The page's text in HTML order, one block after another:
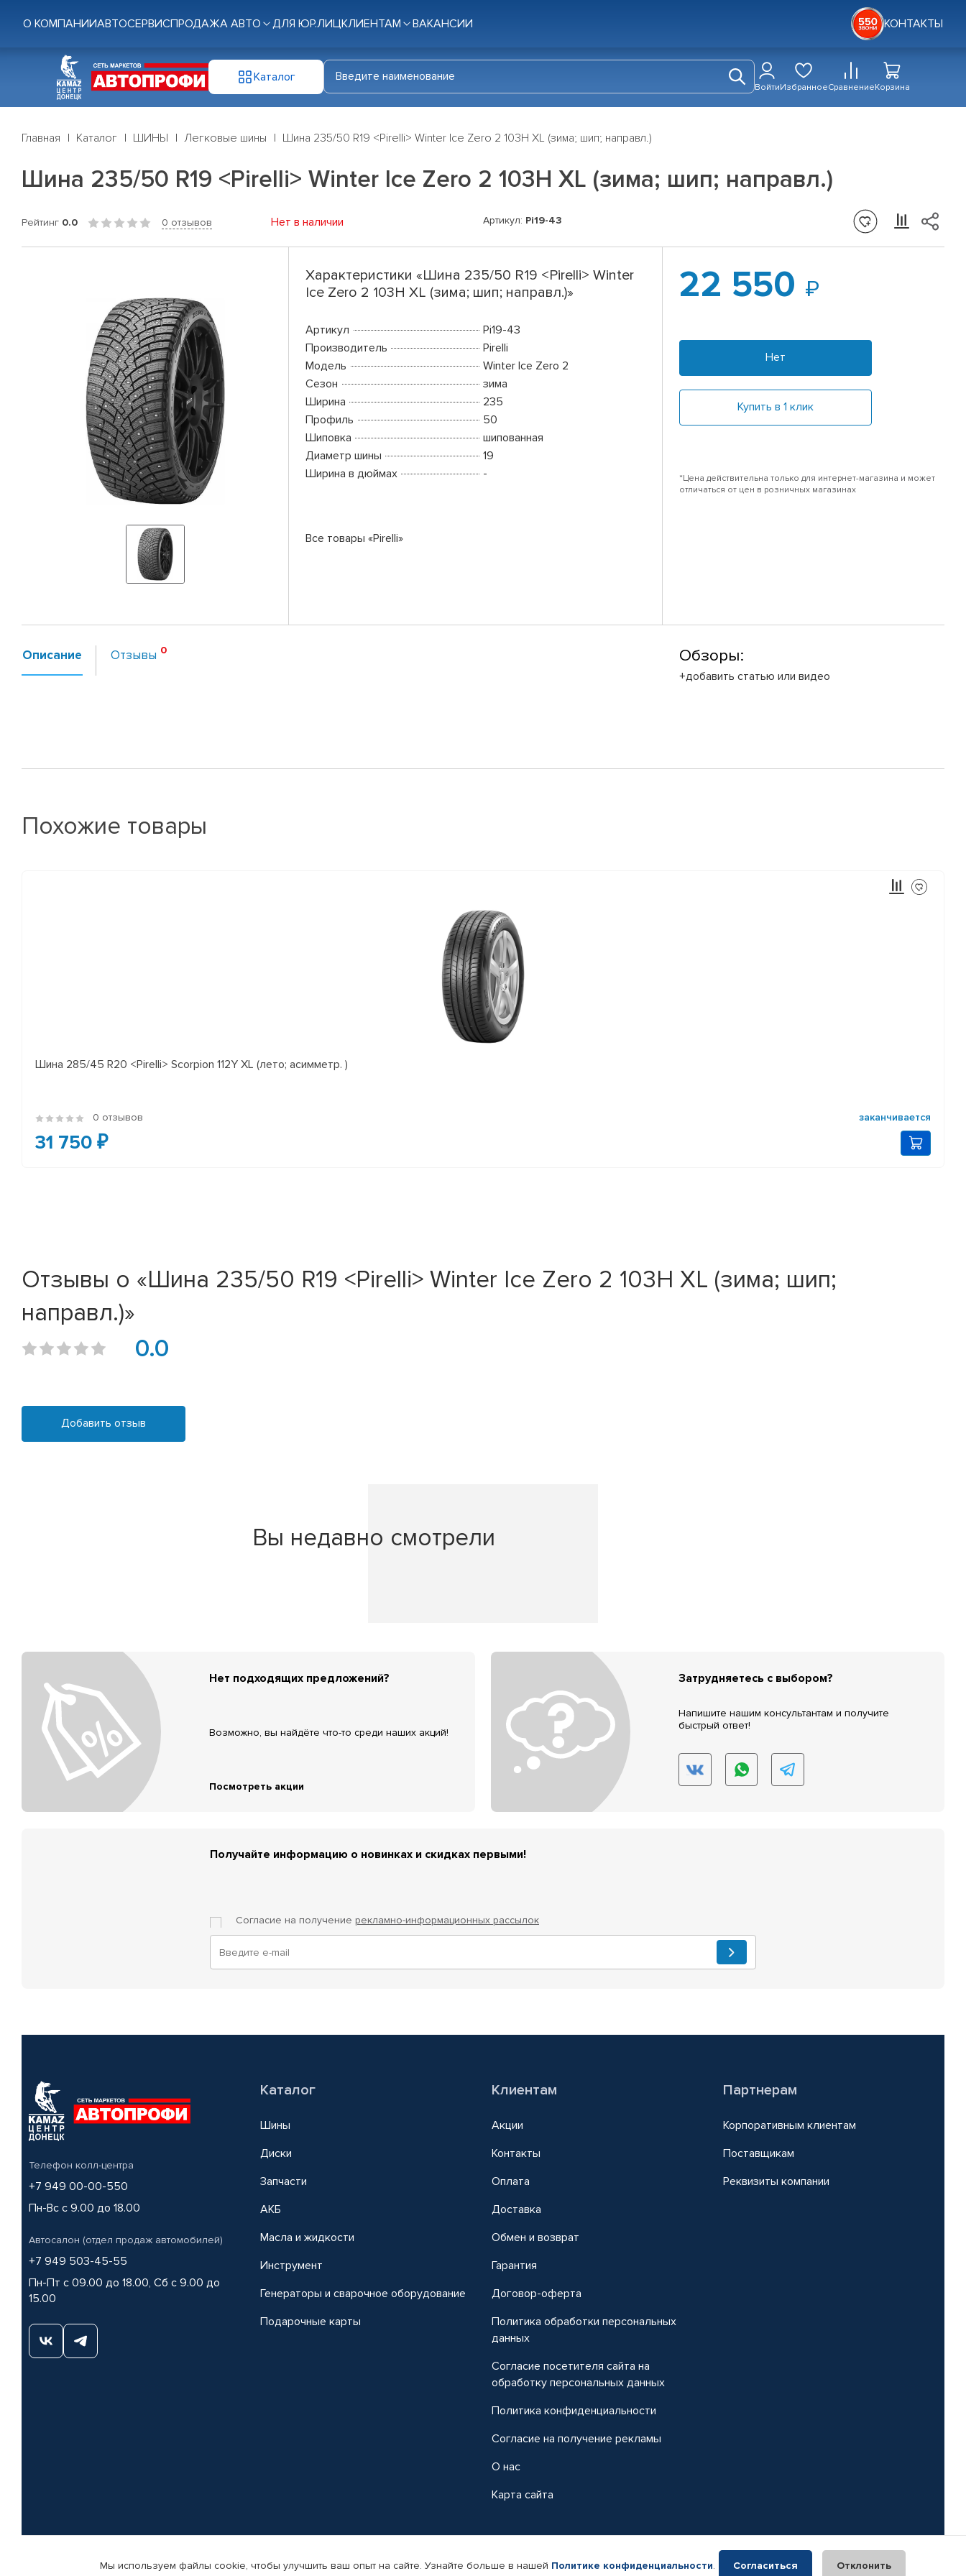
О КОМПАНИИАВТОСЕРВИСПРОДАЖА АВТО ДЛЯ ЮР.ЛИЦКЛИЕНТАМ ВАКАНСИИ КОНТАКТЫ
Каталог
ВойтиИзбранноеСравнениеКорзина
Главная Каталог ШИНЫ Легковые шины Шина 235/50 R19 <Pirelli> Winter Ice Zero 2 103H XL (зима; шип; направл.)
Шина 235/50 R19 <Pirelli> Winter Ice Zero 2 103H XL (зима; шип; направл.)
Рейтинг 0.0 0 отзывов Нет в наличии Артикул: Pi19-43
Характеристики «Шина 235/50 R19 <Pirelli> Winter
Ice Zero 2 103H XL (зима; шип; направл.)»
Артикул
Pi19-43
Производитель
Pirelli
Модель
Winter Ice Zero 2
Сезон
зима
Ширина
235
Профиль
50
Шиповка
шипованная
Диаметр шины
19
Ширина в дюймах
-
Все товары «Pirelli»
22 550
Нет
Купить в 1 клик
*Цена действительна только для интернет-магазина и может
отличаться от цен в розничных магазинах
Описание Отзывы Обзоры:
+добавить статью или видео
Похожие товары
Шина 285/45 R20 <Pirelli> Scorpion 112Y XL (лето; асимметр. )
0 отзывов заканчивается
31 750 ₽
Отзывы о «Шина 235/50 R19 <Pirelli> Winter Ice Zero 2 103H XL (зима; шип;
направл.)»
0.0
Добавить отзыв
Вы недавно смотрели
Нет подходящих предложений?
Возможно, вы найдёте что-то среди наших акций!
Посмотреть акции
Затрудняетесь с выбором?
Напишите нашим консультантам и получите
быстрый ответ!
Получайте информацию о новинках и скидках первыми!
Согласие на получение рекламно-информационных рассылок
Телефон колл-центра
+7 949 00-00-550
Пн-Вс с 9.00 до 18.00
Автосалон (отдел продаж автомобилей)
+7 949 503-45-55
Пн-Пт с 09.00 до 18.00, Сб с 9.00 до
15.00
Каталог
Шины
Диски
Запчасти
АКБ
Масла и жидкости
Инструмент
Генераторы и сварочное оборудование
Подарочные карты
Клиентам
Акции
Контакты
Оплата
Доставка
Обмен и возврат
Гарантия
Договор-оферта
Политика обработки персональных
данных
Согласие посетителя сайта на
обработку персональных данных
Политика конфиденциальности
Согласие на получение рекламы
О нас
Карта сайта
Партнерам
Корпоративным клиентам
Поставщикам
Реквизиты компании
© КАМАЗ ЦЕНТР ДОНЕЦК, 2015-2026. Все права защищены. Интернет-магазин автомобильных товаров Автопрофи.
Мы используем файлы cookie, чтобы улучшить ваш опыт на сайте. Узнайте больше в нашей Политике конфиденциальности. Согласиться Отклонить